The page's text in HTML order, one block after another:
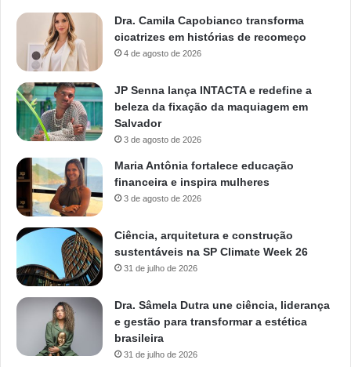
Dra. Camila Capobianco transforma
cicatrizes em histórias de recomeço
4 de agosto de 2026
JP Senna lança INTACTA e redefine a
beleza da fixação da maquiagem em
Salvador
3 de agosto de 2026
Maria Antônia fortalece educação
financeira e inspira mulheres
3 de agosto de 2026
Ciência, arquitetura e construção
sustentáveis na SP Climate Week 26
31 de julho de 2026
Dra. Sâmela Dutra une ciência, liderança
e gestão para transformar a estética
brasileira
31 de julho de 2026